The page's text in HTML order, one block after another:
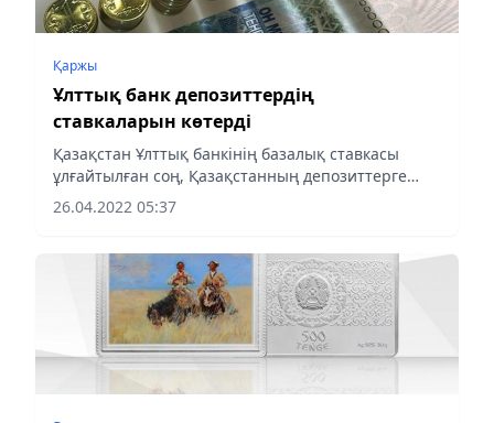
Қаржы
Ұлттық банк депозиттердің
ставкаларын көтерді
Қазақстан Ұлттық банкінің базалық ставкасы
ұлғайтылған соң, Қазақстанның депозиттерге
кепілдік беру қоры мерзімсіз және қысқа мерзімді
депозиттер бойынша 2022 жылдың сәуірі мен
26.04.2022 05:37